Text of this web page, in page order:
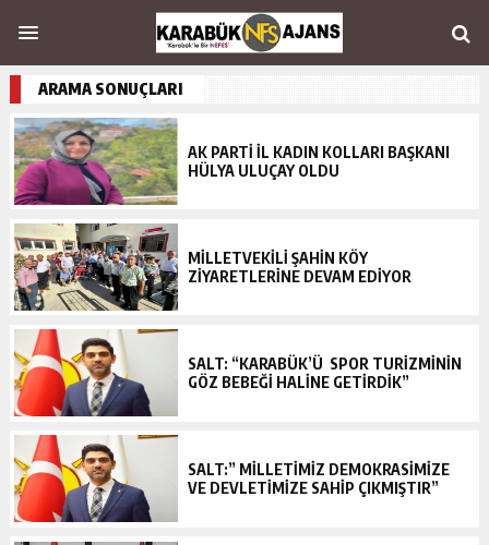
ARAMA SONUÇLARI
AK PARTİ İL KADIN KOLLARI BAŞKANI
HÜLYA ULUÇAY OLDU
MİLLETVEKİLİ ŞAHİN KÖY
ZİYARETLERİNE DEVAM EDİYOR
SALT: “KARABÜK’Ü SPOR TURİZMİNİN
GÖZ BEBEĞİ HALİNE GETİRDİK”
SALT:” MİLLETİMİZ DEMOKRASİMİZE
VE DEVLETİMİZE SAHİP ÇIKMIŞTIR”